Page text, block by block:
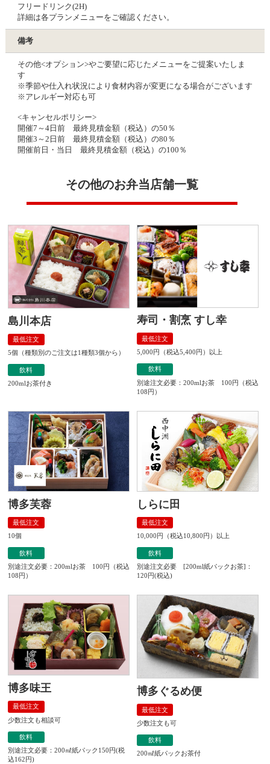
フリードリンク(2H)
詳細は各プランメニューをご確認ください。
備考
その他<オプション>やご要望に応じたメニューをご提案いたしま
す
※季節や仕入れ状況により食材内容が変更になる場合がございます
※アレルギー対応も可
<キャンセルポリシー>
開催7～4日前 最終見積金額（税込）の50％
開催3～2日前 最終見積金額（税込）の80％
開催前日・当日 最終見積金額（税込）の100％
その他のお弁当店舗一覧
島川本店
最低注文
5個（種類別のご注文は1種類3個から）
飲料
200mlお茶付き
寿司・割烹 すし幸
最低注文
5,000円（税込5,400円）以上
飲料
別途注文必要：200mlお茶 100円（税込
108円）
博多芙蓉
最低注文
10個
飲料
別途注文必要：200mlお茶 100円（税込
108円）
しらに田
最低注文
10,000円（税込10,800円）以上
飲料
別途注文必要 [200ml紙パックお茶]：
120円(税込)
博多味王
最低注文
少数注文も相談可
飲料
別途注文必要：200㎖紙パック150円(税
込162円)
博多ぐるめ便
最低注文
少数注文も可
飲料
200㎖紙パックお茶付